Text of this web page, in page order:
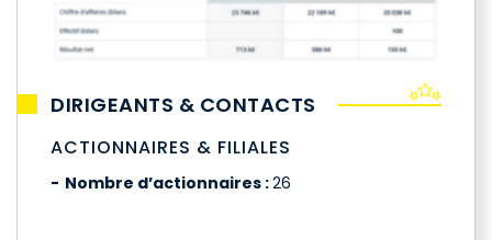
DIRIGEANTS & CONTACTS
ACTIONNAIRES & FILIALES
Nombre d’actionnaires :26